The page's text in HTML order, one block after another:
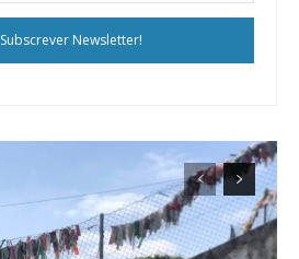
Subscrever Newsletter!